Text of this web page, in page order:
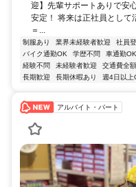
迎】先輩サポートありで安
安定！ 将来は正社員として
＝...
制服あり 業界未経験者歓迎 社員
バイク通勤OK
学歴不問 車通勤OK
経験不問
未経験者歓迎 交通費全
長期歓迎
長期休暇あり 週4日以上
アルバイト・パート